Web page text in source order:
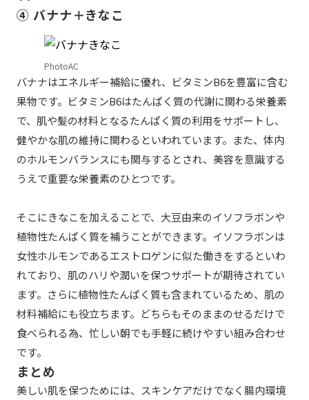
④ バナナ＋きなこ
PhotoAC
バナナはエネルギー補給に優れ、ビタミンB6を豊富に含む
果物です。ビタミンB6はたんぱく質の代謝に関わる栄養素
で、肌や髪の材料となるたんぱく質の利用をサポートし、
健やかな肌の維持に関わるといわれています。また、体内
のホルモンバランスにも関与するとされ、美容を意識する
うえで重要な栄養素のひとつです。
そこにきなこを加えることで、大豆由来のイソフラボンや
植物性たんぱく質を補うことができます。イソフラボンは
女性ホルモンであるエストロゲンに似た働きをするといわ
れており、肌のハリや潤いを保つサポートが期待されてい
ます。さらに植物性たんぱく質も含まれているため、肌の
材料補給にも役立ちます。どちらもそのままのせるだけで
食べられる為、忙しい朝でも手軽に続けやすい組み合わせ
です。
まとめ
美しい肌を保つためには、スキンケアだけでなく腸内環境